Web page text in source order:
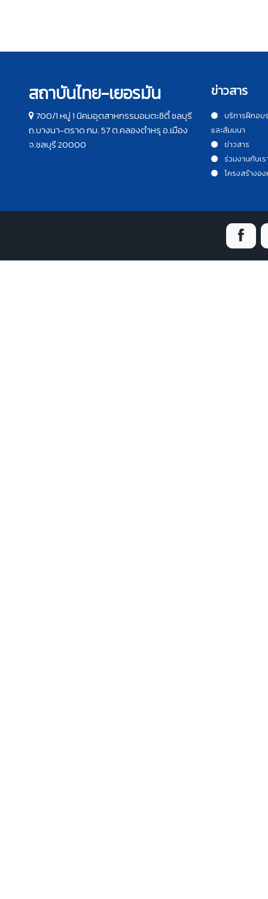
สถาบันไทย-เยอรมัน
700/1 หมู่ 1 นิคมอุตสาหกรรมอมตะซิตี้ ชลบุรี
ถ.บางนา-ตราด กม. 57 ต.คลองตำหรุ อ.เมือง
จ.ชลบุรี 20000
ข่าวสาร
บริการฝึกอบ
และสัมมนา
ข่าวสาร
ร่วมงานกับเร
โครงสร้างอ